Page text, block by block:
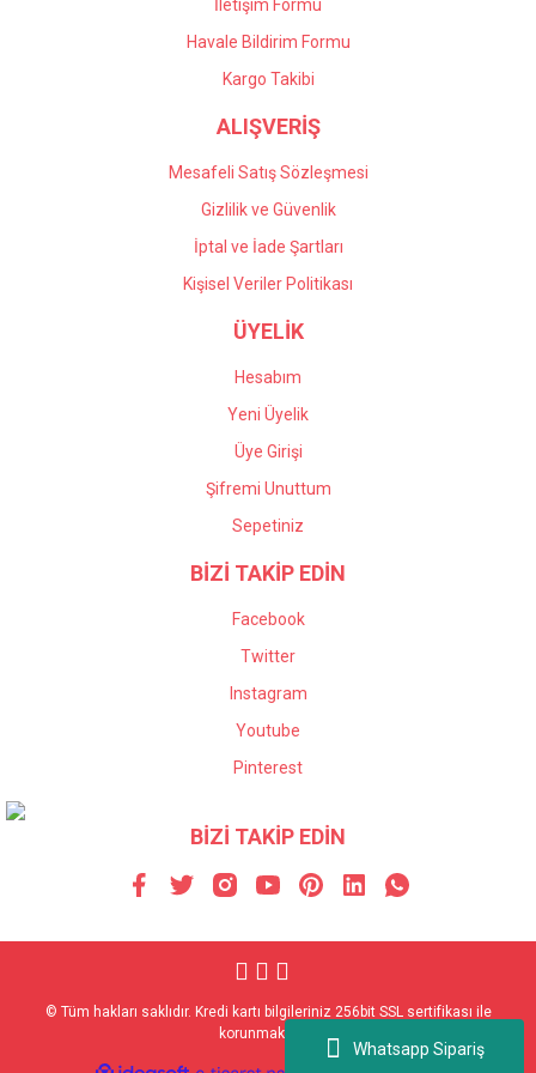
Whatsapp Sipariş
Gönder
İletişim Formu
Havale Bildirim Formu
Kargo Takibi
ALIŞVERİŞ
Mesafeli Satış Sözleşmesi
Gizlilik ve Güvenlik
İptal ve İade Şartları
Kişisel Veriler Politikası
ÜYELİK
Hesabım
Yeni Üyelik
Üye Girişi
Şifremi Unuttum
Sepetiniz
BİZİ TAKİP EDİN
Facebook
Twitter
Instagram
Youtube
Pinterest
BİZİ TAKİP EDİN
© Tüm hakları saklıdır. Kredi kartı bilgileriniz 256bit SSL sertifikası ile
korunmaktadır.